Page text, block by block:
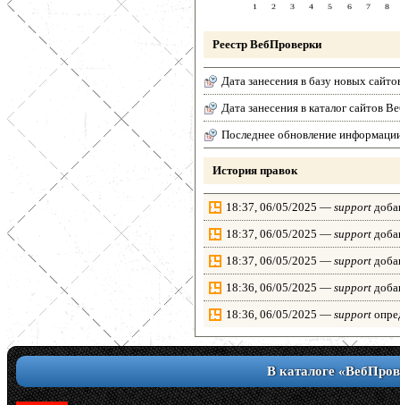
Реестр ВебПроверки
Дата занесения в базу новых
Дата занесения в каталог сайтов
Последнее обновление
История правок
18:37, 06/05/2025 — support
18:37, 06/05/2025 — support
18:37, 06/05/2025 — support
18:36, 06/05/2025 — support
18:36, 06/05/2025 — support
18:35, 06/05/2025 —support
18:33, 06/05/2025 —support
18:33, 06/05/2025 —support
В каталоге